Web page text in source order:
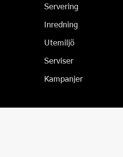
Servering
Inredning
Utemiljö
Serviser
Kampanjer